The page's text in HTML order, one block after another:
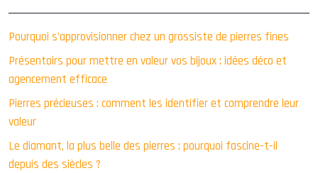
Pourquoi s’approvisionner chez un grossiste de pierres fines
Présentoirs pour mettre en valeur vos bijoux : idées déco et
agencement efficace
Pierres précieuses : comment les identifier et comprendre leur
valeur
Le diamant, la plus belle des pierres : pourquoi fascine-t-il
depuis des siècles ?